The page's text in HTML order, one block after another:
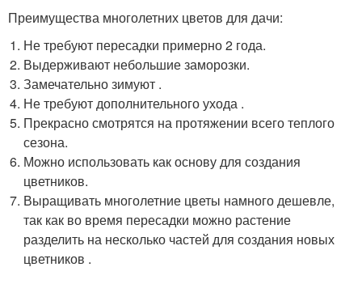
Преимущества многолетних цветов для дачи:
Не требуют пересадки примерно 2 года.
Выдерживают небольшие заморозки.
Замечательно зимуют .
Не требуют дополнительного ухода .
Прекрасно смотрятся на протяжении всего теплого
сезона.
Можно использовать как основу для создания
цветников.
Выращивать многолетние цветы намного дешевле,
так как во время пересадки можно растение
разделить на несколько частей для создания новых
цветников .